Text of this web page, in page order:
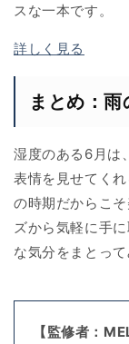
スな一本です。
詳しく見る
まとめ：
湿度のある6月は
表情を見せてく
の時期だからこ
ズから気軽に手
な気分をまとって
【監修者：